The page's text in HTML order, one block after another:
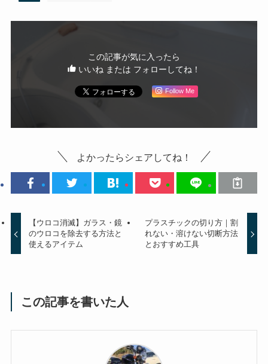
この記事が気に入ったら
いいね または フォローしてね！
Follow Me
よかったらシェアしてね！
【ウロコ消滅】ガラス・鏡
のウロコを除去する方法と
使えるアイテム
プラスチックの切り方｜割
れない・溶けない切断方法
とおすすめ工具
この記事を書いた人